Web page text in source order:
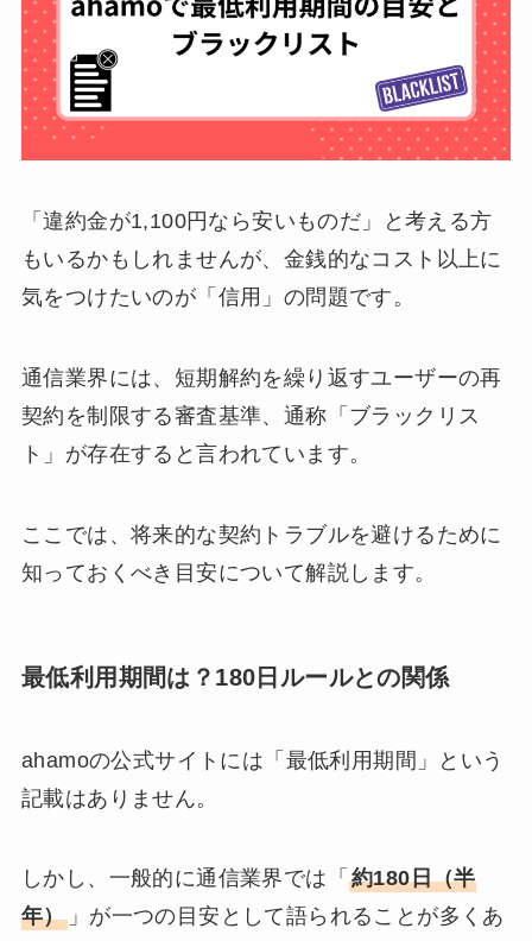
「違約金が1,100円なら安いものだ」と考える方
もいるかもしれませんが、金銭的なコスト以上に
気をつけたいのが「信用」の問題です。
通信業界には、短期解約を繰り返すユーザーの再
契約を制限する審査基準、通称「ブラックリス
ト」が存在すると言われています。
ここでは、将来的な契約トラブルを避けるために
知っておくべき目安について解説します。
最低利用期間は？180日ルールとの関係
ahamoの公式サイトには「最低利用期間」という
記載はありません。
しかし、一般的に通信業界では「 約180日（半
年）」が一つの目安として語られることが多くあ